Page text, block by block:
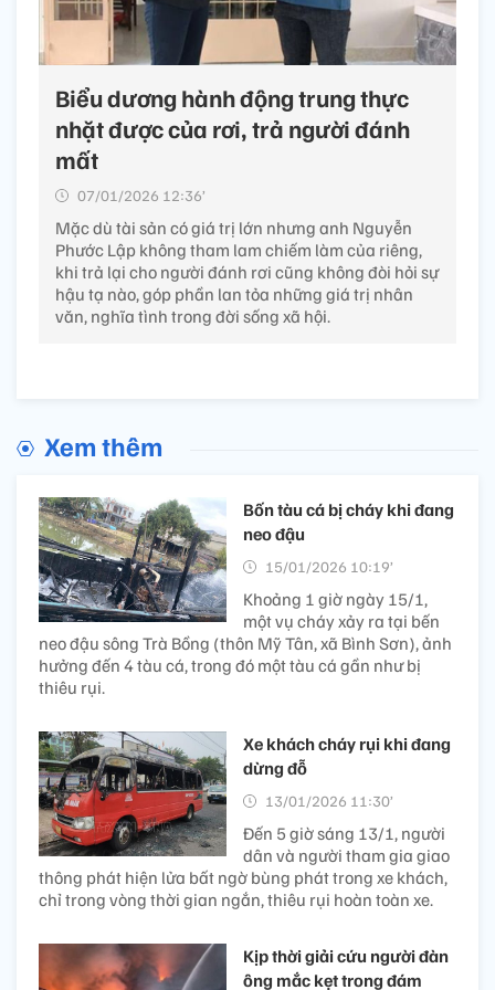
Biểu dương hành động trung thực
nhặt được của rơi, trả người đánh
mất
07/01/2026 12:36’
Mặc dù tài sản có giá trị lớn nhưng anh Nguyễn
Phước Lập không tham lam chiếm làm của riêng,
khi trả lại cho người đánh rơi cũng không đòi hỏi sự
hậu tạ nào, góp phần lan tỏa những giá trị nhân
văn, nghĩa tình trong đời sống xã hội.
Xem thêm
Bốn tàu cá bị cháy khi đang
neo đậu
15/01/2026 10:19’
Khoảng 1 giờ ngày 15/1,
một vụ cháy xảy ra tại bến
neo đậu sông Trà Bồng (thôn Mỹ Tân, xã Bình Sơn), ảnh
hưởng đến 4 tàu cá, trong đó một tàu cá gần như bị
thiêu rụi.
Xe khách cháy rụi khi đang
dừng đỗ
13/01/2026 11:30’
Đến 5 giờ sáng 13/1, người
dân và người tham gia giao
thông phát hiện lửa bất ngờ bùng phát trong xe khách,
chỉ trong vòng thời gian ngắn, thiêu rụi hoàn toàn xe.
Kịp thời giải cứu người đàn
ông mắc kẹt trong đám